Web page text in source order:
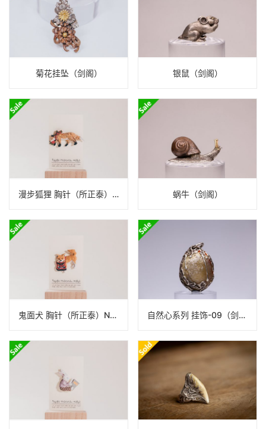
菊花挂坠（剑阁） 银鼠（剑阁）
漫步狐狸 胸针（所正泰）N23B201 蜗牛（剑阁）
鬼面犬 胸针（所正泰）N23B186 自然心系列 挂饰-09（剑阁）